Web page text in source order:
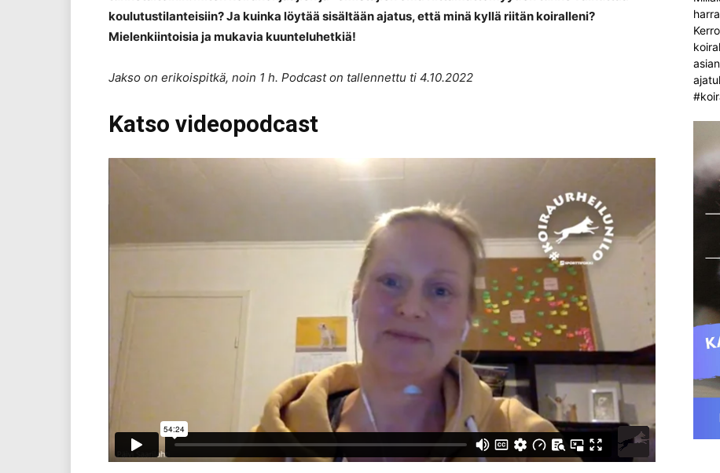
koulutustilanteisiin? Ja kuinka löytää sisältään ajatus, että minä kyllä riitän koiralleni?
Mielenkiintoisia ja mukavia kuunteluhetkiä!
Jakso on erikoispitkä, noin 1 h. Podcast on tallennettu ti 4.10.2022
Katso videopodcast